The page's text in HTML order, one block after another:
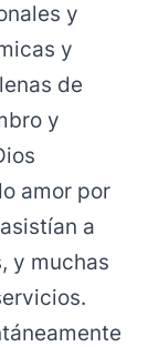
y
y
de
y
amor por
a
y muchas